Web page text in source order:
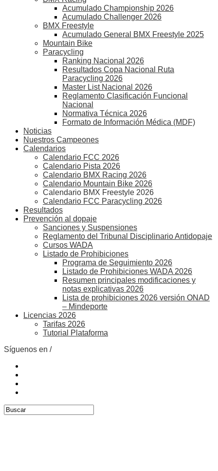
Acumulado Championship 2026
Acumulado Challenger 2026
BMX Freestyle
Acumulado General BMX Freestyle 2025
Mountain Bike
Paracycling
Ranking Nacional 2026
Resultados Copa Nacional Ruta
Paracycling 2026
Master List Nacional 2026
Reglamento Clasificación Funcional
Nacional
Normativa Técnica 2026
Formato de Información Médica (MDF)
Noticias
Nuestros Campeones
Calendarios
Calendario FCC 2026
Calendario Pista 2026
Calendario BMX Racing 2026
Calendario Mountain Bike 2026
Calendario BMX Freestyle 2026
Calendario FCC Paracycling 2026
Resultados
Prevención al dopaje
Sanciones y Suspensiones
Reglamento del Tribunal Disciplinario Antidopaje
Cursos WADA
Listado de Prohibiciones
Programa de Seguimiento 2026
Listado de Prohibiciones WADA 2026
Resumen principales modificaciones y
notas explicativas 2026
Lista de prohibiciones 2026 versión ONAD
– Mindeporte
Licencias 2026
Tarifas 2026
Tutorial Plataforma
Síguenos en /